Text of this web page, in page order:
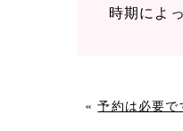
時期によ
«予約は必要で